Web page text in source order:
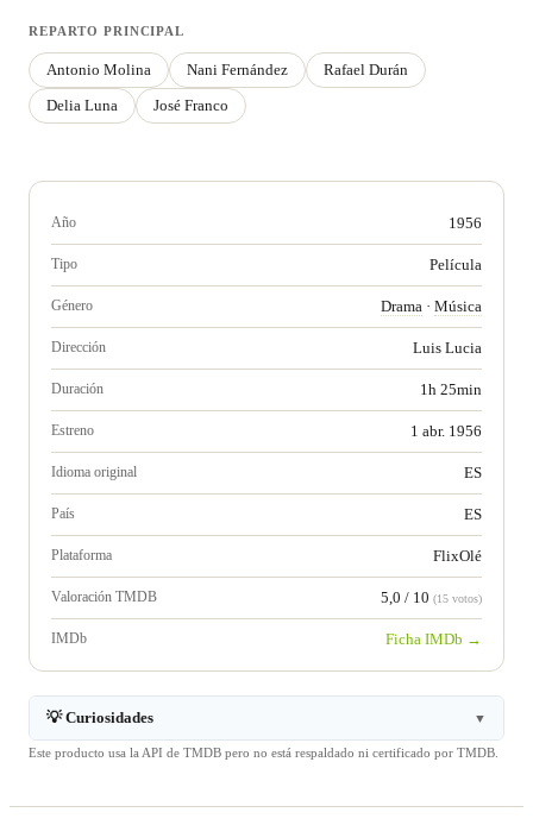
REPARTO PRINCIPAL
Antonio Molina Nani Fernández
Rafael Durán
Delia Luna
José Franco
Año 1956
Tipo Película
Género Drama · Música
Dirección Luis Lucia
Duración 1h 25min
Estreno 1 abr. 1956
Idioma original ES
País ES
Plataforma FlixOlé
Valoración TMDB 5,0 / 10 (15 votos)
IMDb Ficha IMDb →
💡 Curiosidades ▼
Este producto usa la API de TMDB pero no está respaldado ni certificado por TMDB.